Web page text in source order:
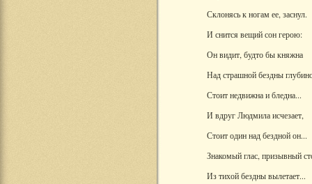
Склонясь к ногам ее, заснул.
И снится вещий сон герою:
Он видит, будто бы княжна
Над страшной бездны
Стоит недвижна и бледна...
И вдруг Людмила исчезает,
Стоит один над бездной он...
Знакомый глас, призывный
Из тихой бездны вылетает...